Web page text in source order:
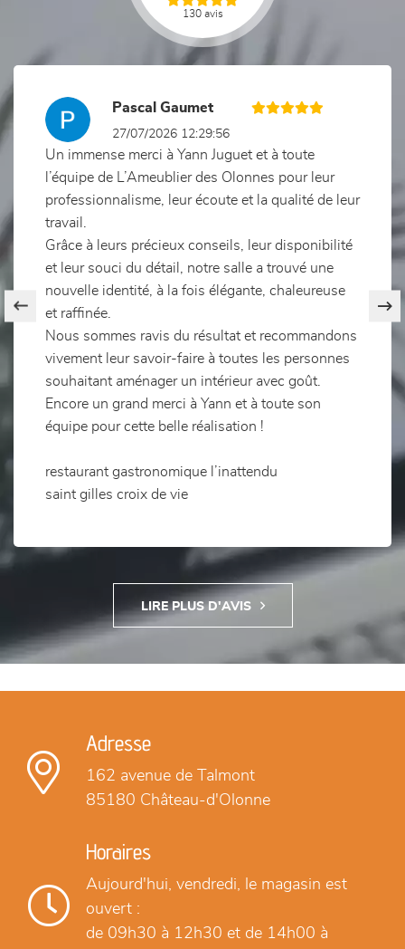
130 avis
Pascal Gaumet
27/07/2026 12:29:56
Un immense merci à Yann Juguet et à toute
l’équipe de L’Ameublier des Olonnes pour leur
professionnalisme, leur écoute et la qualité de leur
travail.
Grâce à leurs précieux conseils, leur disponibilité
et leur souci du détail, notre salle a trouvé une
nouvelle identité, à la fois élégante, chaleureuse
et raffinée.
Nous sommes ravis du résultat et recommandons
vivement leur savoir-faire à toutes les personnes
souhaitant aménager un intérieur avec goût.
Encore un grand merci à Yann et à toute son
équipe pour cette belle réalisation !
restaurant gastronomique l’inattendu
saint gilles croix de vie
Previous
LIRE PLUS D'AVIS
Adresse
162 avenue de Talmont
85180 Château-d'Olonne
Horaires
Aujourd'hui, vendredi, le magasin est
ouvert :
de 09h30 à 12h30 et de 14h00 à